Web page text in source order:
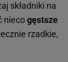
składniki na
niecogęstsze
rzadkie,